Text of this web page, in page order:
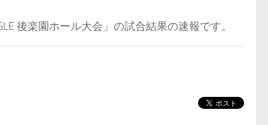
後楽園ホール大会」の試合結果の速報です。